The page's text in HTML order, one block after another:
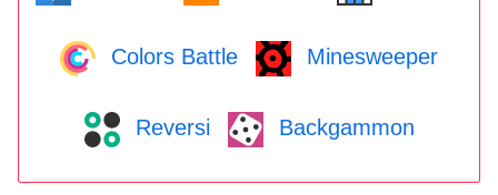
Colors Battle Minesweeper
Reversi Backgammon